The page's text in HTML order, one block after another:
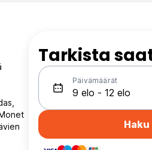
Tarkista
Päivämäärät
Haku